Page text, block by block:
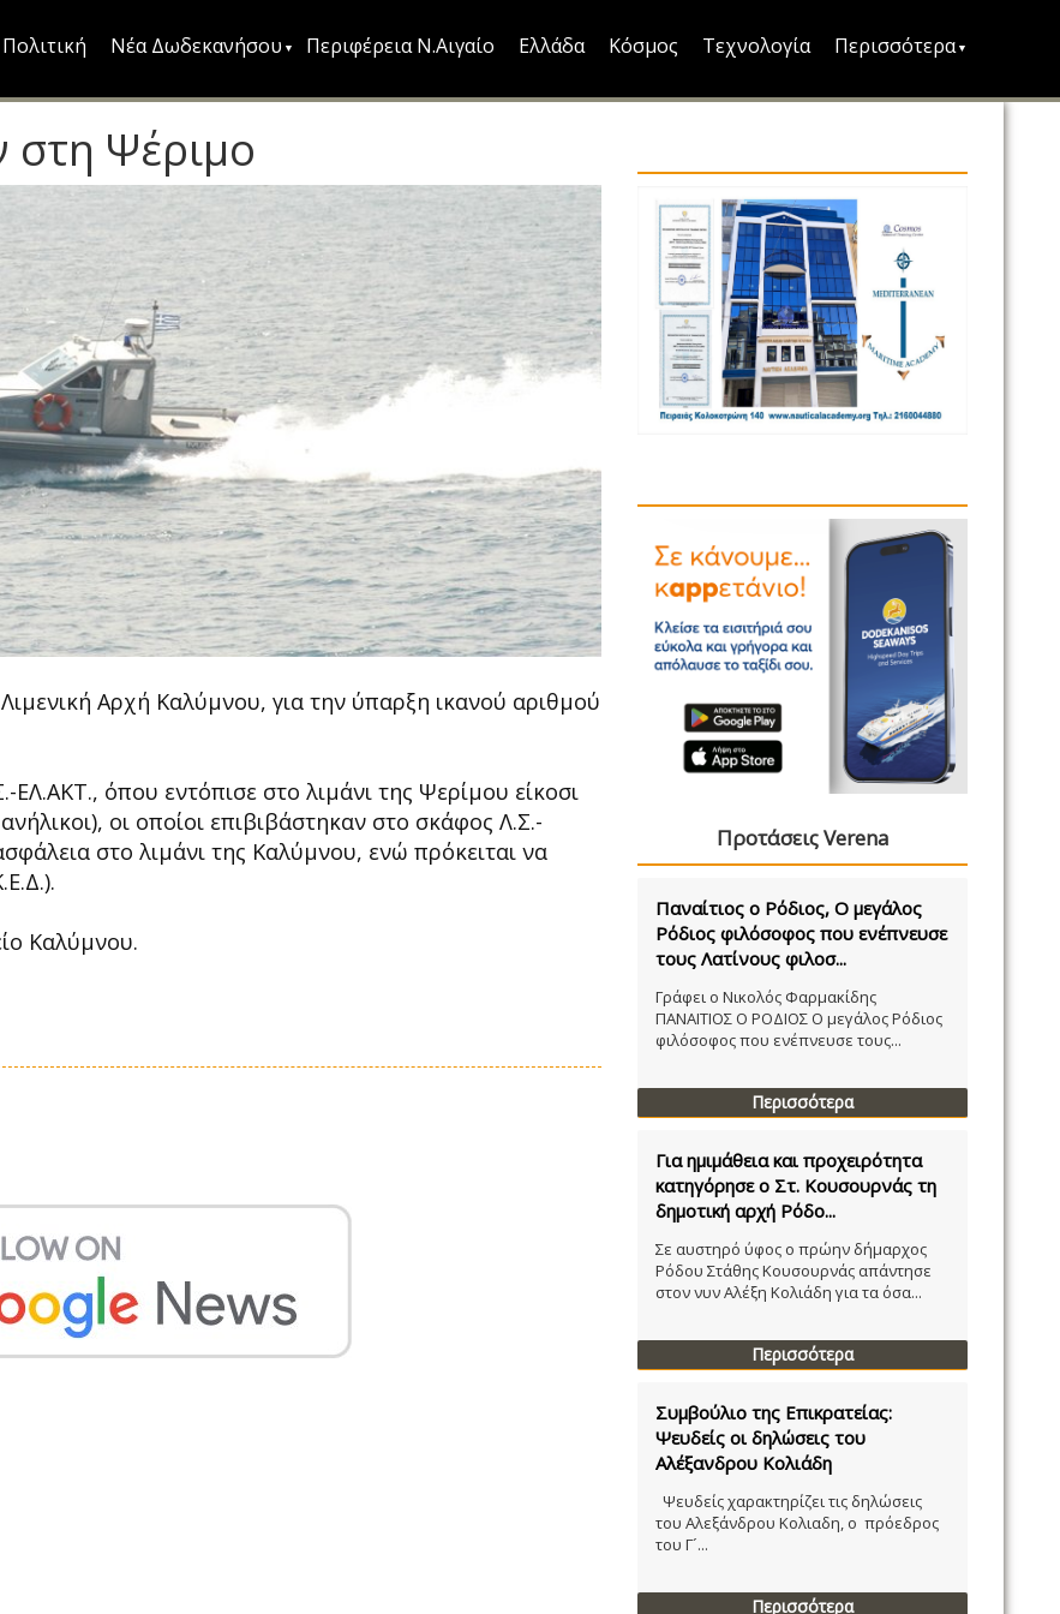
Πολιτική Νέα Δωδεκανήσου Περιφέρεια Ν.Αιγαίο Ελλάδα Κόσμος Τεχνολογία Περισσότερα
στη Ψέριμο
Αρχή Καλύμνου, για την ύπαρξη ικανού αριθμού
όπου εντόπισε στο λιμάνι της Ψερίμου είκοσι
οι οποίοι επιβιβάστηκαν στο σκάφος Λ.Σ.-
στο λιμάνι της Καλύμνου, ενώ πρόκειται να
Καλύμνου.
Προτάσεις Verena
Παναίτιος ο Ρόδιος, Ο μεγάλος
Ρόδιος φιλόσοφος που ενέπνευσε
τους Λατίνους φιλοσ...
Γράφει ο Νικολός Φαρμακίδης
ΠΑΝΑΙΤΙΟΣ Ο ΡΟΔΙΟΣ Ο μεγάλος Ρόδιος
φιλόσοφος που ενέπνευσε τους...
Περισσότερα
Για ημιμάθεια και προχειρότητα
κατηγόρησε ο Στ. Κουσουρνάς τη
δημοτική αρχή Ρόδο...
Σε αυστηρό ύφος ο πρώην δήμαρχος
Ρόδου Στάθης Κουσουρνάς απάντησε
στον νυν Αλέξη Κολιάδη για τα όσα...
Περισσότερα
Συμβούλιο της Επικρατείας:
Ψευδείς οι δηλώσεις του
Αλέξανδρου Κολιάδη
Ψευδείς χαρακτηρίζει τις δηλώσεις
του Αλεξάνδρου Κολιαδη, ο πρόεδρος
του Γ´...
Περισσότερα